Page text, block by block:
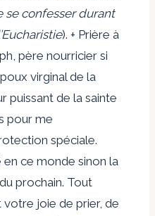
se confesser durant
). + Prière à
père nourricier si
virginal de la
puissant de la sainte
pour me
spéciale.
en ce monde sinon la
prochain. Tout
votre joie de prier, de